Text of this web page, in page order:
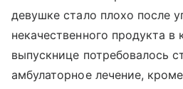
девушке стало плохо после
некачественного продукта в
выпускнице потребовалось
амбулаторное лечение,